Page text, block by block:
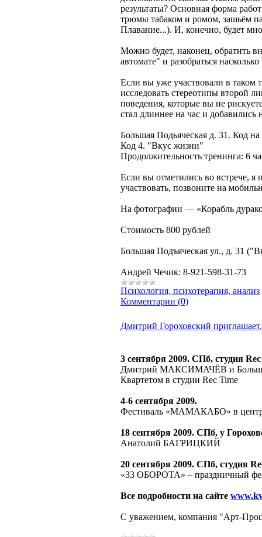
результаты? Основная форма
трюмы табаком и ромом, зашьём
Плавание...). И, конечно, будет
Можно будет, наконец, обратить
автомате" и разобраться
Если вы уже участвовали в таком
исследовать стереотипы второй
поведения, которые вы не
стал длиннее на час и
Большая Подьяческая д. 31. Код
Код 4. "Вкус жизни"
Продолжительность тренинга: 6
Если вы отметились во встрече, я
участвовать, позвоните на
На фотографии — «Корабль
Стоимость 800 рублей
Большая Подъяческая ул., д. 31
Андрей Чечик: 8-921-598-31-73
Психология, психотерапия, анализ
Комментарии (0)
Дмитрий Гороховский
3 сентября 2009. СПб, студия
Дмитрий МАКСИМАЧЁВ и
Квартетом в студии Rec Time
4-6 сентября 2009.
Фестиваль «МАМАКАБО» в
18 сентября 2009. СПб, у
Анатолий БАГРИЦКИЙ
20 сентября 2009. СПб, студия
«33 ОБОРОТА» – праздничный
Все подробности на сайте
C уважением, компания "Арт-